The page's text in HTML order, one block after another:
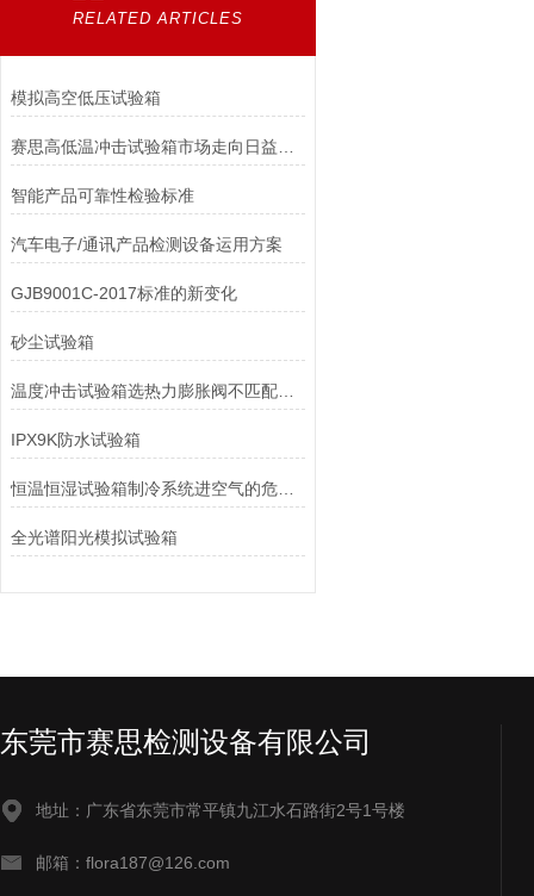
RELATED ARTICLES
模拟高空低压试验箱
智能产品可靠性检验标准
汽车电子/通讯产品检测设备运用方案
GJB9001C-2017标准的新变化
砂尘试验箱
温度冲击试验箱选热力膨胀阀不匹配会怎么样？
IPX9K防水试验箱
恒温恒湿试验箱制冷系统进空气的危害与排除方法
全光谱阳光模拟试验箱
东莞市赛思检测设备有限公司
地址：广东省东莞市常平镇九江水石路街2号1号楼
邮箱：flora187@126.com